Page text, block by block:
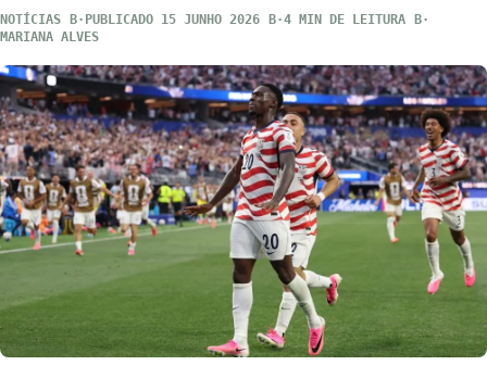
NOTÍCIAS PUBLICADO 15 JUNHO 2026
4 MIN DE LEITURA
MARIANA ALVES